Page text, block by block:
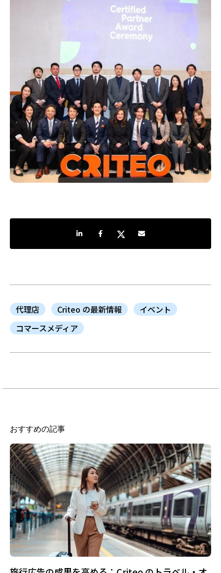
LinkedInで共有Facebookでシェア
TwitterでシェアShare by e-mail
代理店 Criteo の最新情報
イベント
コマースメディア
おすすめの記事